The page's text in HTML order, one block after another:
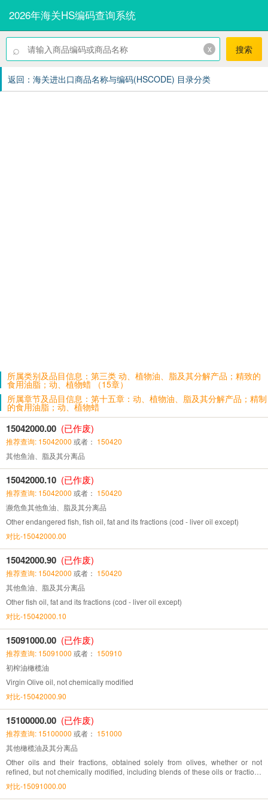
2026年海关HS编码查询系统
⌕ x 搜索
返回：海关进出口商品名称与编码(HSCODE) 目录分类
所属类别及品目信息：第三类 动、植物油、脂及其分解产品；精致的
食用油脂；动、植物蜡 （15章）
所属章节及品目信息：第十五章：动、植物油、脂及其分解产品；精制
的食用油脂；动、植物蜡
15042000.00 (已作废)
推荐查询: 15042000 或者： 150420
其他鱼油、脂及其分离品
15042000.10 (已作废)
推荐查询: 15042000 或者： 150420
濒危鱼其他鱼油、脂及其分离品
Other endangered fish, fish oil, fat and its fractions (cod - liver oil except)
对比-15042000.00
15042000.90 (已作废)
推荐查询: 15042000 或者： 150420
其他鱼油、脂及其分离品
Other fish oil, fat and its fractions (cod - liver oil except)
对比-15042000.10
15091000.00 (已作废)
推荐查询: 15091000 或者： 150910
初榨油橄榄油
Virgin Olive oil, not chemically modified
对比-15042000.90
15100000.00 (已作废)
推荐查询: 15100000 或者： 151000
其他橄榄油及其分离品
Other oils and their fractions, obtained solely from olives, whether or not
refined, but not chemically modified, including blends of these oils or fractions
with oils or fractions of heading No.15.09
对比-15091000.00